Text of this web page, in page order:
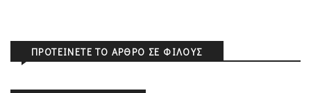
ΠΡΟΤΕΊΝΕΤΕ ΤΟ ΆΡΘΡΟ ΣΕ ΦΊΛΟΥΣ